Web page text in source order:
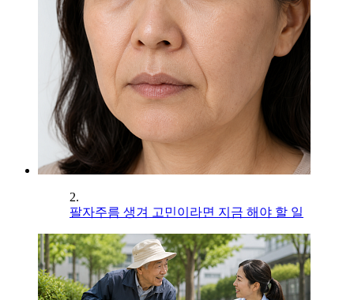
2.
팔자주름 생겨 고민이라면 지금 해야 할 일